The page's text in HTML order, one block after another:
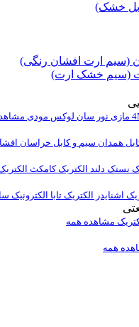
خشک)
(سیم ارت افشان رنگی)
(سیم خشک ارت)
مازی نور سان لوکس مودی
همدان سیم و کابل خراسان
نستک دلند الکتریککامکث
اشنایدر الکتریک تابا الکترونیک
مشاهده همه
همه